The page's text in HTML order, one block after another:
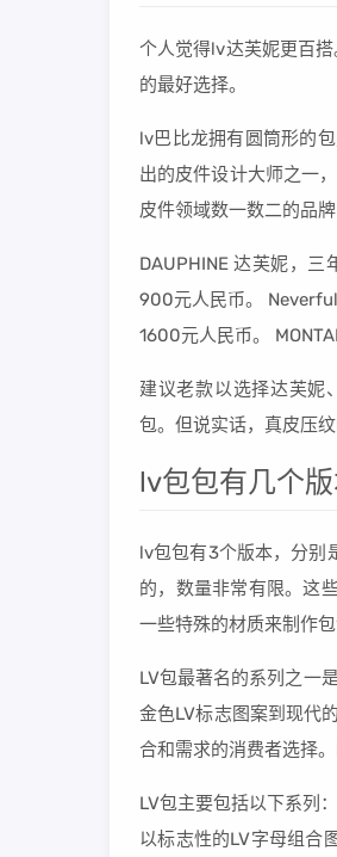
个人觉得lv达芙妮更百
的最好选择。
lv巴比龙拥有圆筒形的
出的皮件设计大师之一
皮件领域数一数二的品
DAUPHINE 达芙妮，
900元人民币。
1600元人民币。
建议老款以选择达芙妮
包。但说实话，真皮压
lv包包有几个
lv包包有3个版本，分别
的，数量非常有限。这
一些特殊的材质来制作
LV包最著名的系列之一
金色LV标志图案到现代
合和需求的消费者选择
LV包主要包括以下系列
以标志性的LV字母组合